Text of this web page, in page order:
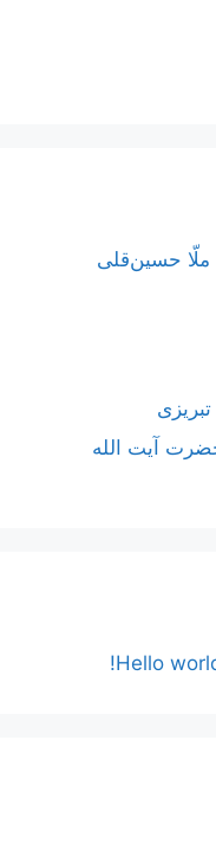
ملّا حسین‌قلی
آیت الله
Hello